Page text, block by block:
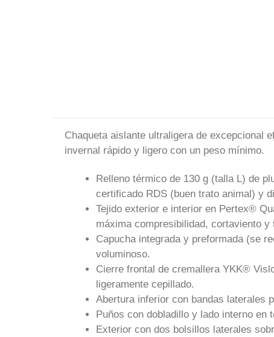
Chaqueta aislante ultraligera de excepcional
invernal rápido y ligero con un peso mínimo.
Relleno térmico de 130 g (talla L) de
certificado RDS (buen trato animal) y
Tejido exterior e interior en Pertex®
máxima compresibilidad, cortaviento
Capucha integrada y preformada (se
voluminoso.
Cierre frontal de cremallera YKK®
ligeramente cepillado.
Abertura inferior con bandas laterales
Puños con dobladillo y lado interno en
Exterior con dos bolsillos laterales